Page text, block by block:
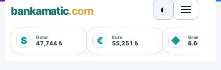
bankamatic.com
$ Dolar
47,744 ₺ € Euro
55,251 ₺ ◆ Gram Altın
6.660,550
◐